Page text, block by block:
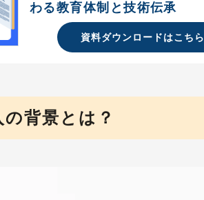
わる教育体制と技術伝承
資料ダウンロードはこちら
背景とは？